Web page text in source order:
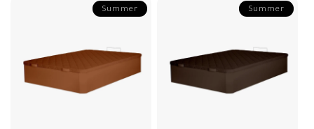
Summer Summer